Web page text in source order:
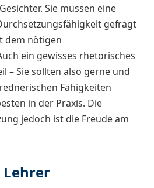
Sie müssen eine
gefragt
dem nötigen
ein gewisses rhetorisches
– Sie sollten also gerne und
Fähigkeiten
in der Praxis. Die
jedoch ist die Freude am
Lehrer